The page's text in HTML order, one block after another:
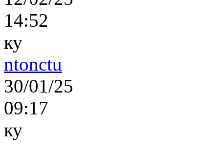
14:52
ку
ntonctu
30/01/25
09:17
ку